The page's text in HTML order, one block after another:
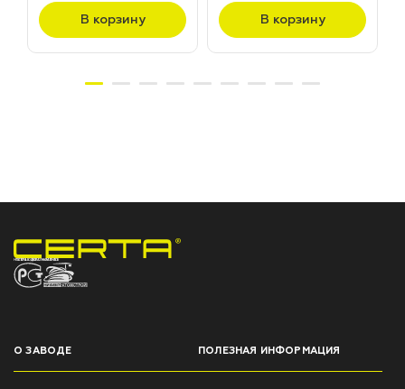
В корзину В корзину
НПП «СПЕКТР» ЗАВОД ЛАКОКРАСОЧНЫХ МАТЕРИАЛОВ
О ЗАВОДЕ ПОЛЕЗНАЯ ИНФОРМАЦИЯ